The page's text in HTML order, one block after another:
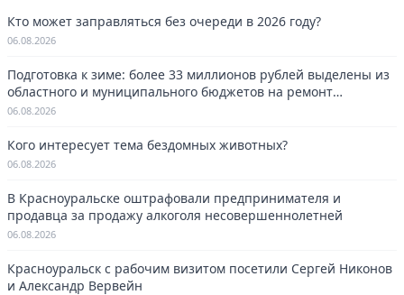
Кто может заправляться без очереди в 2026 году?
06.08.2026
Подготовка к зиме: более 33 миллионов рублей выделены из
областного и муниципального бюджетов на ремонт
котельных в Красноуральске.
06.08.2026
Кого интересует тема бездомных животных?
06.08.2026
В Красноуральске оштрафовали предпринимателя и
продавца за продажу алкоголя несовершеннолетней
06.08.2026
Красноуральск с рабочим визитом посетили Сергей Никонов
и Александр Вервейн